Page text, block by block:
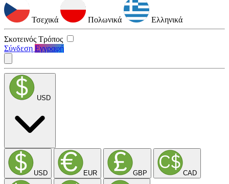
Τσεχικά Πολωνικά Ελληνικά
Σκοτεινός Τρόπος
Σύνδεση Εγγραφή
USD
USD EUR GBP CAD